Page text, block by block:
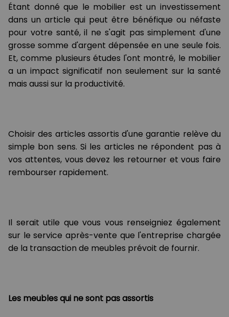
Étant donné que le mobilier est un investissement
dans un article qui peut être bénéfique ou néfaste
pour votre santé, il ne s'agit pas simplement d'une
grosse somme d'argent dépensée en une seule fois.
Et, comme plusieurs études l'ont montré, le mobilier
a un impact significatif non seulement sur la santé
mais aussi sur la productivité.
Choisir des articles assortis d'une garantie relève du
simple bon sens. Si les articles ne répondent pas à
vos attentes, vous devez les retourner et vous faire
rembourser rapidement.
Il serait utile que vous vous renseigniez également
sur le service après-vente que l'entreprise chargée
de la transaction de meubles prévoit de fournir.
Les meubles qui ne sont pas assortis